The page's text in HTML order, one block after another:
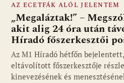
Fotó: media1.hu
AZ ECETFÁK ALÓL JELENTEM
„Megaláztak!” –
akit alig 24 óra után
Híradó főszerkesztői
Az M1 Híradó hétfőn
eltávolított főszerkesztője
kinevezésének és